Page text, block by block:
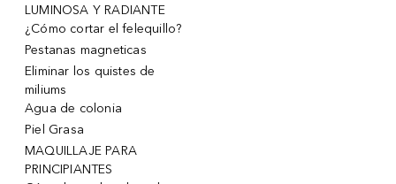
LUMINOSA Y RADIANTE
¿Cómo cortar el felequillo?
Pestanas magneticas
Eliminar los quistes de
miliums
Agua de colonia
Piel Grasa
MAQUILLAJE PARA
PRINCIPIANTES